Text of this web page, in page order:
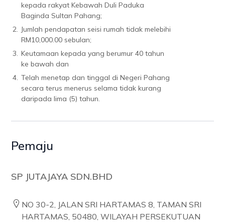
kepada rakyat Kebawah Duli Paduka
Baginda Sultan Pahang;
2. Jumlah pendapatan seisi rumah tidak melebihi
RM10,000.00 sebulan;
3. Keutamaan kepada yang berumur 40 tahun
ke bawah dan
4. Telah menetap dan tinggal di Negeri Pahang
secara terus menerus selama tidak kurang
daripada lima (5) tahun.
Pemaju
SP JUTAJAYA SDN.BHD
NO 30-2, JALAN SRI HARTAMAS 8, TAMAN SRI
HARTAMAS, 50480, WILAYAH PERSEKUTUAN